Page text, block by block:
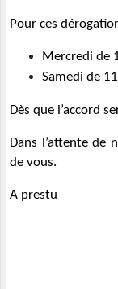
Pour ces
Mercredi de
Samedi de
Dès que l’accord
Dans l’attente de
de vous.
A prestu